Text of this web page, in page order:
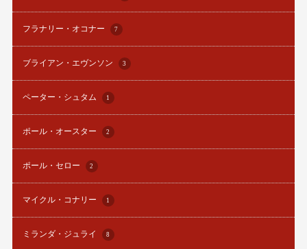
フラナリー・オコナー 7
ブライアン・エヴンソン 3
ペーター・シュタム 1
ポール・オースター 2
ポール・セロー 2
マイクル・コナリー 1
ミランダ・ジュライ 8